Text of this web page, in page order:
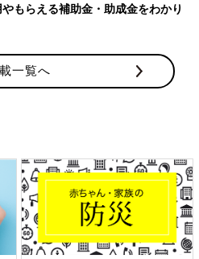
もらえる補助金・助成金をわかり
一覧へ